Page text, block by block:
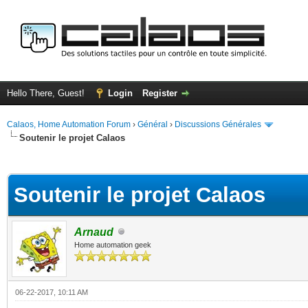
Hello There, Guest! Login Register
Calaos, Home Automation Forum › Général › Discussions Générales
Soutenir le projet Calaos
Soutenir le projet Calaos
Arnaud
Home automation geek
06-22-2017, 10:11 AM